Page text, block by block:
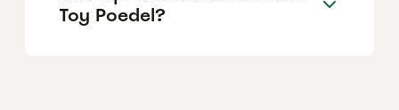
Toy Poedel?